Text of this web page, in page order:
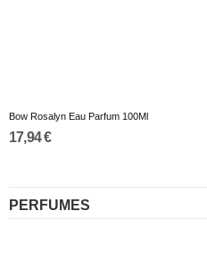
PERFUMES
Bow Rosalyn Eau Parfum 100Ml
17,94 €